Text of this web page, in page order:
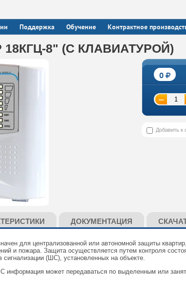
Поддержка Обучение Контрактное
8" (С КЛАВИАТУРОЙ)
0
−
Добавить к
ДОКУМЕНТАЦИЯ
для централизованной или автономной защиты
и пожара. Защита осуществляется путем контроля
(ШС), установленных на объекте.
информация может передаваться по выделенным или